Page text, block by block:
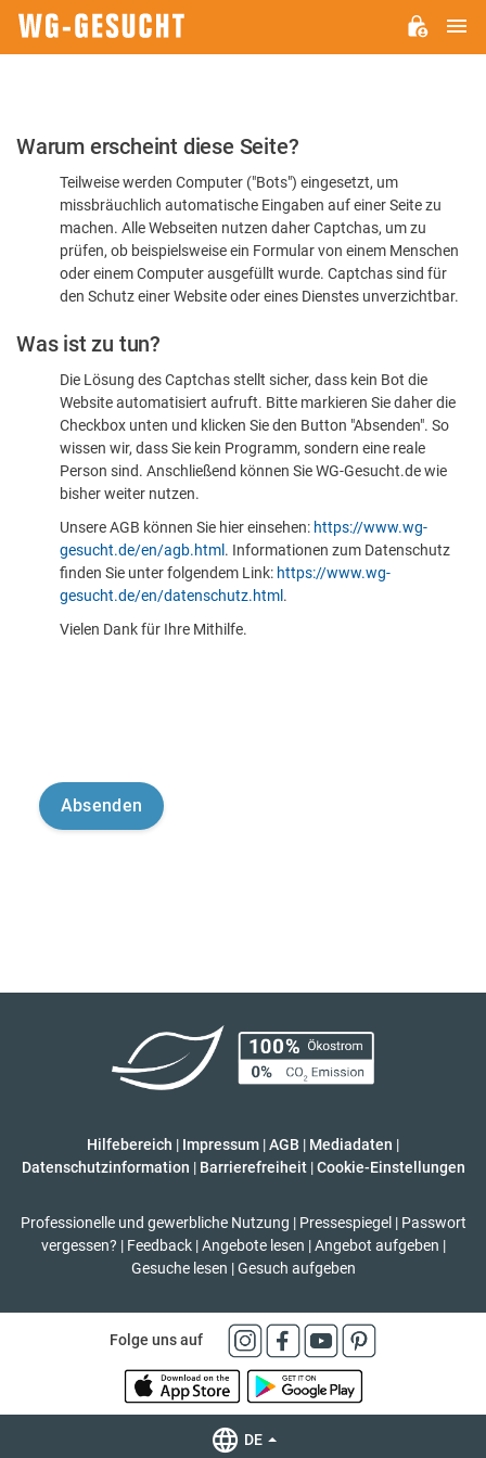
Bitte
dass
sind
Warum erscheint diese Seite?
Teilweise werden Computer ("Bots") eingesetzt, um
missbräuchlich automatische Eingaben auf einer Seite zu
machen. Alle Webseiten nutzen daher Captchas, um zu
prüfen, ob beispielsweise ein Formular von einem Menschen
oder einem Computer ausgefüllt wurde. Captchas sind für
den Schutz einer Website oder eines Dienstes unverzichtbar.
Was ist zu tun?
Die Lösung des Captchas stellt sicher, dass kein Bot die
Website automatisiert aufruft. Bitte markieren Sie daher die
Checkbox unten und klicken Sie den Button "Absenden". So
wissen wir, dass Sie kein Programm, sondern eine reale
Person sind. Anschließend können Sie WG-Gesucht.de wie
bisher weiter nutzen.
Unsere AGB können Sie hier einsehen: https://www.wg-
gesucht.de/en/agb.html . Informationen zum Datenschutz
finden Sie unter folgendem Link: https://www.wg-
gesucht.de/en/datenschutz.html .
Vielen Dank für Ihre Mithilfe.
Hilfebereich | Impressum |AGB | Mediadaten |
Datenschutzinformation | Barrierefreiheit | Cookie-Einstellungen
Professionelle und gewerbliche Nutzung | Pressespiegel | Passwort
vergessen? | Feedback | Angebote lesen | Angebot aufgeben |
Gesuche lesen | Gesuch aufgeben
Folge uns auf
DE